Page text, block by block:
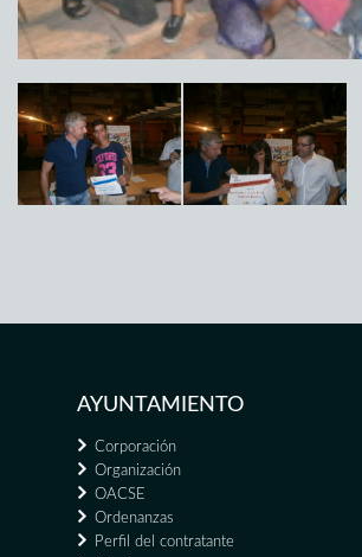
AYUNTAMIENTO
Corporación
Organización
OACSE
Ordenanzas
Perfil del contratante